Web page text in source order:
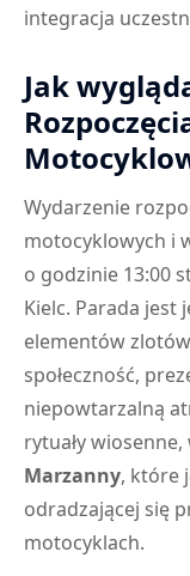
integracja
Jak
Wydarzenie
motocyklowych i
o godzinie 13:00
Kielc. Parada jest
elementów
społeczność,
niepowtarzalną
rytuały
Marzanny, które
odradzającej się
motocyklach.